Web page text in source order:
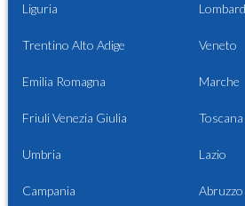
Liguria
Trentino Alto Adige Veneto
Emilia Romagna Marche
Friuli Venezia Giulia Toscana
Umbria Lazio
Campania Abruzzo